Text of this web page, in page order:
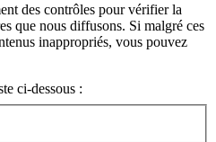
des contrôles pour vérifier la
que nous diffusons. Si malgré ces
inappropriés, vous pouvez
ci-dessous :